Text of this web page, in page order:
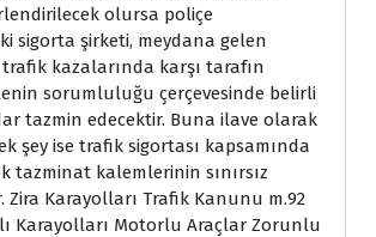
olursa poliçe
sigorta şirketi, meydana gelen
kazalarında karşı tarafın
sorumluluğu çerçevesinde belirli
tazmin edecektir. Buna ilave olarak
şey ise trafik sigortası kapsamında
tazminat kalemlerinin sınırsız
Zira Karayolları Trafik Kanunu m.92
Karayolları Motorlu Araçlar Zorunlu